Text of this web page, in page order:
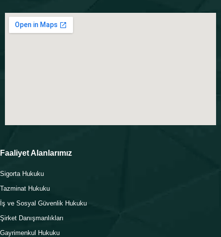
Faaliyet Alanlarımız
Sigorta Hukuku
Tazminat Hukuku
İş ve Sosyal Güvenlik Hukuku
Şirket Danışmanlıkları
Gayrimenkul Hukuku